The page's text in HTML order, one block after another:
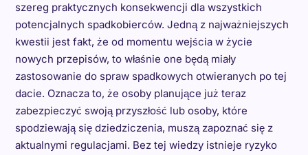
szereg praktycznych konsekwencji dla wszystkich
potencjalnych spadkobierców. Jedną z najważniejszych
kwestii jest fakt, że od momentu wejścia w życie
nowych przepisów, to właśnie one będą miały
zastosowanie do spraw spadkowych otwieranych po tej
dacie. Oznacza to, że osoby planujące już teraz
zabezpieczyć swoją przyszłość lub osoby, które
spodziewają się dziedziczenia, muszą zapoznać się z
aktualnymi regulacjami. Bez tej wiedzy istnieje ryzyko